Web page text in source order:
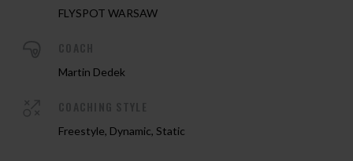
FLYSPOT WARSAW
Martin Dedek
Freestyle, Dynamic, Static